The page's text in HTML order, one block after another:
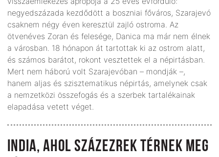
negyedszázada kezdődött a boszniai főváros, Szarajevó
csaknem négy éven keresztül zajló ostroma. Az
ötvenéves Zoran és felesége, Danica ma már nem élnek
a városban. 18 hónapon át tartottak ki az ostrom alatt,
és számos barátot, rokont vesztettek el a népirtásban.
Mert nem háború volt Szarajevóban – mondják –,
hanem aljas és szisztematikus népirtás, amelynek csak
a nemzetközi összefogás és a szerbek tartalékainak
elapadása vetett véget.
INDIA, AHOL SZÁZEZREK TÉRNEK MEG